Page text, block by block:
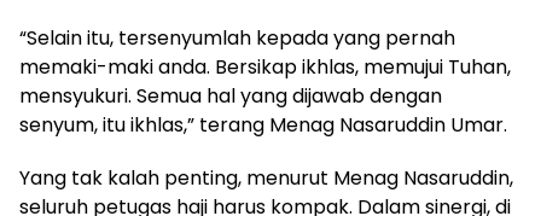
“Selain itu, tersenyumlah kepada yang pernah
memaki-maki anda. Bersikap ikhlas, memujui Tuhan,
mensyukuri. Semua hal yang dijawab dengan
senyum, itu ikhlas,” terang Menag Nasaruddin Umar.
Yang tak kalah penting, menurut Menag Nasaruddin,
seluruh petugas haji harus kompak. Dalam sinergi, di